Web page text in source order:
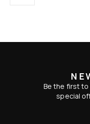
Be the first to
special